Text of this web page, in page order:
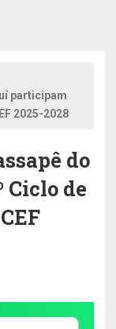
participam
2025-2028
do
Ciclo de